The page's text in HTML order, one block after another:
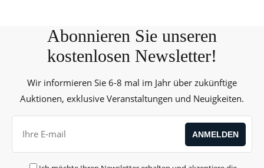
Abonnieren Sie unseren
kostenlosen Newsletter!
Wir informieren Sie 6-8 mal im Jahr über zukünftige
Auktionen, exklusive Veranstaltungen und Neuigkeiten.